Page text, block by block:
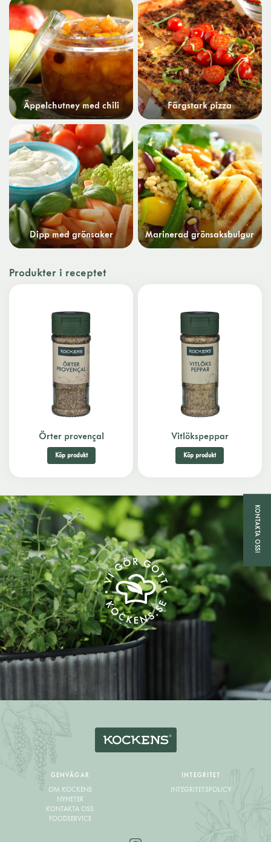
Äppelchutney med chili Färgstark pizza
Dipp med grönsaker Marinerad grönsaksbulgur
Produkter i receptet
Örter provençal
Köp produkt
Vitlökspeppar
Köp produkt
GENVÄGAR
OM KOCKENS
NYHETER
KONTAKTA OSS
FOODSERVICE
INTEGRITET
INTEGRITETSPOLICY
KONTAKTA OSS!